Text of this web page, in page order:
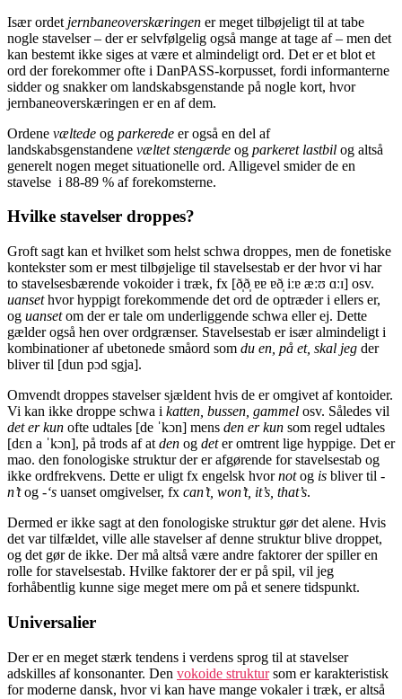
Især ordet jernbaneoverskæringen er meget tilbøjeligt til at tabe
nogle stavelser – der er selvfølgelig også mange at tage af – men det
kan bestemt ikke siges at være et almindeligt ord. Det er et blot et
ord der forekommer ofte i DanPASS-korpusset, fordi informanterne
sidder og snakker om landskabsgenstande på nogle kort, hvor
jernbaneoverskæringen er en af dem.
Ordene væltede og parkerede er også en del af
landskabsgenstandene væltet stengærde og parkeret lastbil og altså
generelt nogen meget situationelle ord. Alligevel smider de en
stavelse i 88-89 % af forekomsterne.
Hvilke stavelser droppes?
Groft sagt kan et hvilket som helst schwa droppes, men de fonetiske
kontekster som er mest tilbøjelige til stavelsestab er der hvor vi har
to stavelsesbærende vokoider i træk, fx [ð̩ð̩ ɐɐ ɐð̩ iːɐ æːʊ ɑːɪ] osv.
uansethvor hyppigt forekommende det ord de optræder i ellers er,
og uansetom der er tale om underliggende schwa eller ej. Dette
gælder også hen over ordgrænser. Stavelsestab er især almindeligt i
kombinationer af ubetonede småord som du en, på et, skal jeg der
bliver til [dun pɔd sgja].
Omvendt droppes stavelser sjældent hvis de er omgivet af kontoider.
Vi kan ikke droppe schwa i katten, bussen, gammel osv. Således vil
det er kun ofte udtales [de ˈkɔn] mens den er kun som regel udtales
[dɛn a ˈkɔn], på trods af at den og deter omtrent lige hyppige. Det er
mao. den fonologiske struktur der er afgørende for stavelsestab og
ikke ordfrekvens. Dette er uligt fx engelsk hvornotog is bliver til -
n’tog -‘s uanset omgivelser, fx can’t, won’t, it’s, that’s.
Dermed er ikke sagt at den fonologiske struktur gør det alene. Hvis
det var tilfældet, ville alle stavelser af denne struktur blive droppet,
og det gør de ikke. Der må altså være andre faktorer der spiller en
rolle for stavelsestab. Hvilke faktorer der er på spil, vil jeg
forhåbentlig kunne sige meget mere om på et senere tidspunkt.
Universalier
Der er en meget stærk tendens i verdens sprog til at stavelser
adskilles af konsonanter. Den vokoide struktursom er karakteristisk
for moderne dansk, hvor vi kan have mange vokaler i træk, er altså